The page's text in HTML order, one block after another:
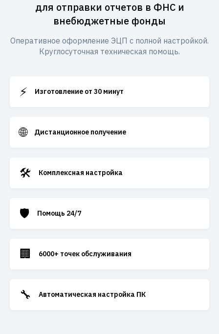
для отправки отчетов в ФНС и
внебюджетные фонды
Оперативное оформление ЭЦП с полной настройкой.
Круглосуточная техническая помощь.
⚡ Изготовление от 30 минут
🌐 Дистанционное получение
🛠️ Комплексная настройка
🛡️ Помощь 24/7
🏢 6000+ точек обслуживания
🔧 Автоматическая настройка ПК